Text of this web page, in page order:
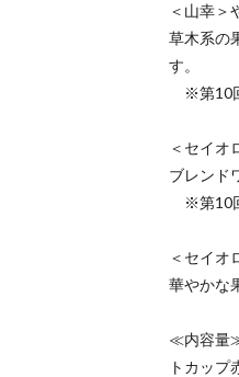
＜山幸
草木系の
す。
※第10
＜セイ
ブレンド
※第10
＜セイ
華やかな
≪内容量
トカップ